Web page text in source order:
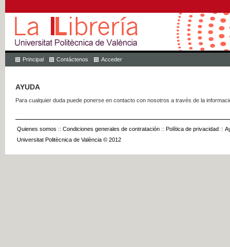
Principal Contáctenos Acceder
AYUDA
Para cualquier duda puede ponerse en contacto con nosotros a través de la
Quienes somos :: Condiciones generales de contratación :: Política de privacidad ::
Universitat Politècnica de València © 2012